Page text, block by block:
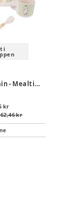
i
Barbo Toys Moomin - Mealtime Set w. 4 Rooms Plate - 5pcs
kr
kr